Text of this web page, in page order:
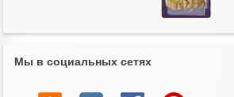
Мы в социальных сетях